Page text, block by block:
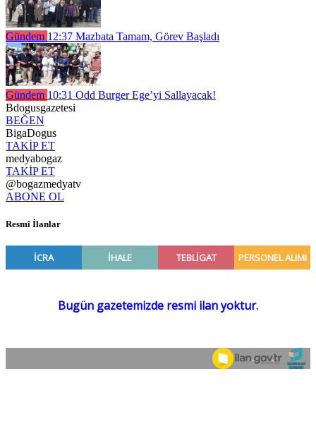
Gündem 12:37 Mazbata Tamam, Görev Başladı
Gündem 10:31 Odd Burger Ege’yi Sallayacak!
Bdogusgazetesi
BEĞEN
BigaDogus
TAKİP ET
medyabogaz
TAKİP ET
@bogazmedyatv
ABONE OL
Resmî İlanlar